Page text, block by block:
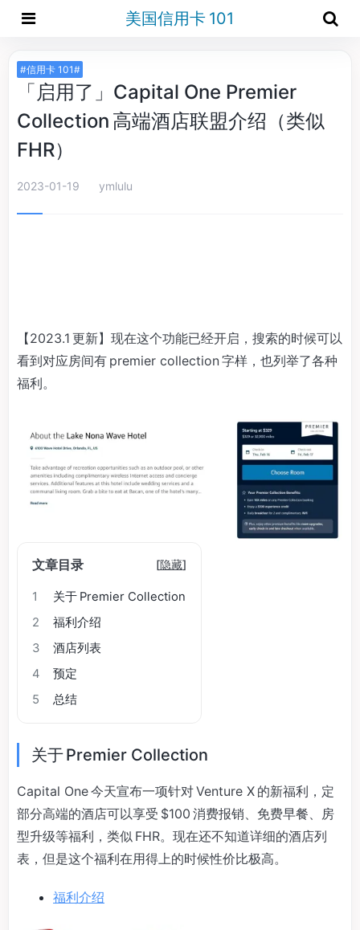
美国信用卡 101
#信用卡 101#
「启用了」Capital One Premier
Collection 高端酒店联盟介绍（类似
FHR）
2023-01-19 ymlulu
【2023.1 更新】现在这个功能已经开启，搜索的时候可以
看到对应房间有 premier collection 字样，也列举了各种
福利。
文章目录 [隐藏]
1
关于 Premier Collection
2
福利介绍
3
酒店列表
4
预定
5
总结
关于 Premier Collection
Capital One 今天宣布一项针对 Venture X 的新福利，定
部分高端的酒店可以享受 $100 消费报销、免费早餐、房
型升级等福利，类似 FHR。现在还不知道详细的酒店列
表，但是这个福利在用得上的时候性价比极高。
福利介绍